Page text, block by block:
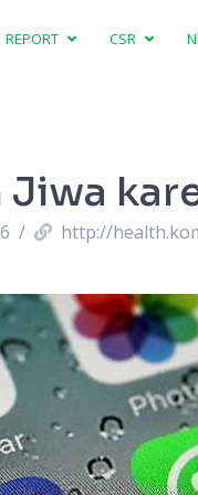
REPORT CSR
/ http://